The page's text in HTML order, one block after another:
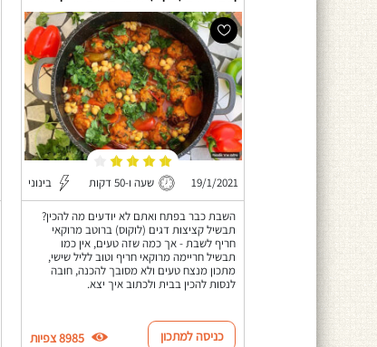
19/1/2021 שעה ו-50 דקות בינוני
השבת כבר בפתח ואתם לא יודעים מה להכין?
תבשיל קציצות דגים (לוקוס) ברוטב מרוקאי
חריף לשבת - אך כמה שזה טעים, אין כמו
תבשיל חריימה מרוקאי חריף וטוב לליל שישי,
מתכון מנצח טעים ולא מסובך להכנה, חובה
לנסות להכין בבית ולכתוב איך יצא.
כניסה למתכון 8985 צפיות